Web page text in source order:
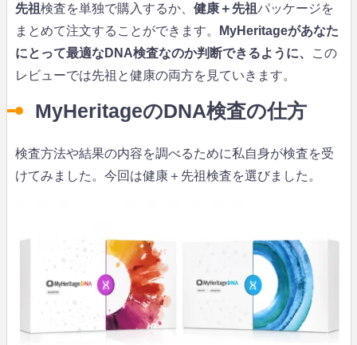
先祖検査を単独で購入するか、 健康＋先祖パッケージを
まとめて注文することができます。
MyHeritageがあなた
にとって最適なDNA検査なのか判断できるように、
この
レビューでは先祖と健康の両方を見ていきます。
MyHeritageのDNA検査の仕方
検査方法や結果の内容を調べるために私自身が検査を受
けてみました。今回は健康＋先祖検査を選びました。